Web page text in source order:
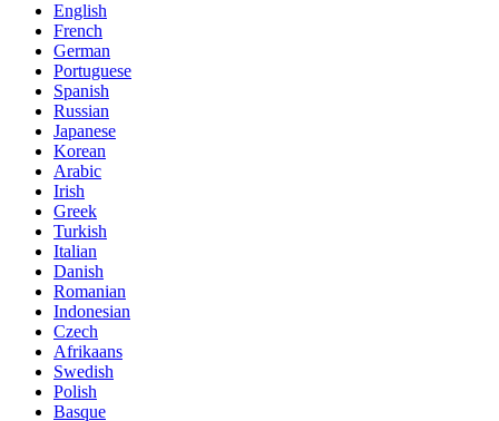
English
French
German
Portuguese
Spanish
Russian
Japanese
Korean
Arabic
Irish
Greek
Turkish
Italian
Danish
Romanian
Indonesian
Czech
Afrikaans
Swedish
Polish
Basque